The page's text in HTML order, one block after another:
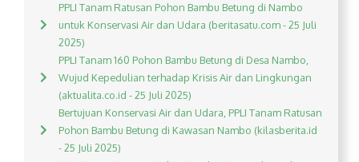
PPLI Tanam Ratusan Pohon Bambu Betung di Nambo
untuk Konservasi Air dan Udara (beritasatu.com - 25 Juli
2025)
PPLI Tanam 160 Pohon Bambu Betung di Desa Nambo,
Wujud Kepedulian terhadap Krisis Air dan Lingkungan
(aktualita.co.id - 25 Juli 2025)
Bertujuan Konservasi Air dan Udara, PPLI Tanam Ratusan
Pohon Bambu Betung di Kawasan Nambo (kilasberita.id
- 25 Juli 2025)